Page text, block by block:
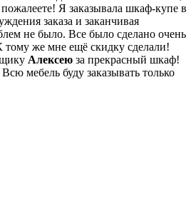
Я заказывала шкаф-купе в
заказа и заканчивая
не было. Все было сделано очень
тому же мне ещё скидку сделали!
Алексею за прекрасный шкаф!
мебель буду заказывать только